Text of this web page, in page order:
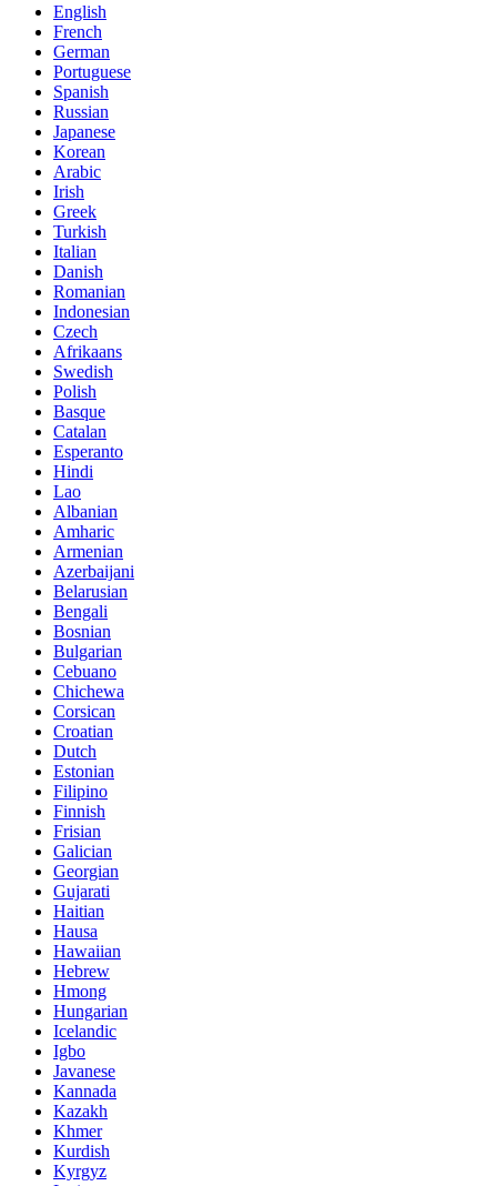
English
French
German
Portuguese
Spanish
Russian
Japanese
Korean
Arabic
Irish
Greek
Turkish
Italian
Danish
Romanian
Indonesian
Czech
Afrikaans
Swedish
Polish
Basque
Catalan
Esperanto
Hindi
Lao
Albanian
Amharic
Armenian
Azerbaijani
Belarusian
Bengali
Bosnian
Bulgarian
Cebuano
Chichewa
Corsican
Croatian
Dutch
Estonian
Filipino
Finnish
Frisian
Galician
Georgian
Gujarati
Haitian
Hausa
Hawaiian
Hebrew
Hmong
Hungarian
Icelandic
Igbo
Javanese
Kannada
Kazakh
Khmer
Kurdish
Kyrgyz